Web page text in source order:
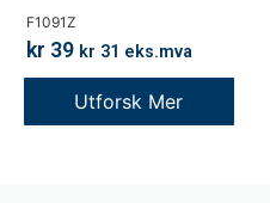
F1091Z
kr 39 kr 31 eks.mva
Utforsk Mer